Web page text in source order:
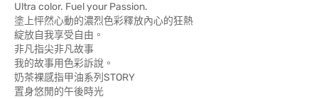
Ultra color. Fuel your Passion.
塗上怦然心動的濃烈色彩釋放內心的狂熱
綻放自我享受自由。
非凡指尖非凡故事
我的故事用色彩訴說。
奶茶裸感指甲油系列STORY
置身悠閒的午後時光